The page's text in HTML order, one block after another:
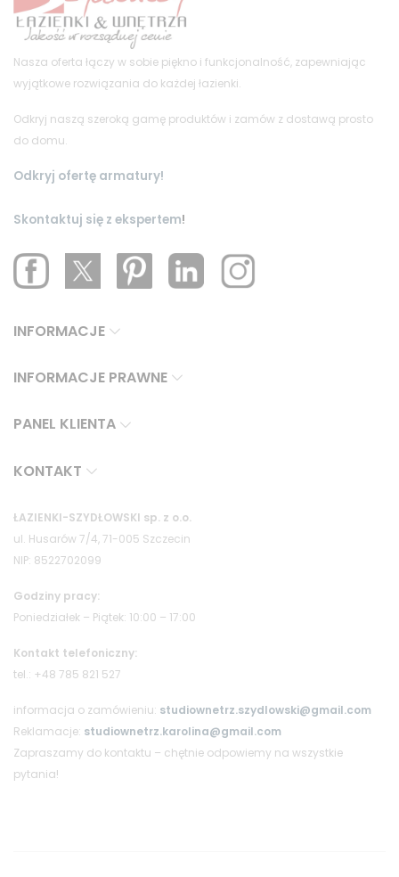
Nasza oferta łączy w sobie piękno i funkcjonalność, zapewniając
wyjątkowe rozwiązania do każdej łazienki.
Odkryj naszą szeroką gamę produktów i zamów z dostawą prosto
do domu.
Odkryj ofertę armatury!
Skontaktuj się z ekspertem!
INFORMACJE
INFORMACJE PRAWNE
PANEL KLIENTA
KONTAKT
ŁAZIENKI-SZYDŁOWSKI sp. z o.o.
ul. Husarów 7/4, 71-005 Szczecin
NIP: 8522702099
Godziny pracy:
Poniedziałek – Piątek: 10:00 – 17:00
Kontakt telefoniczny:
tel.: +48 785 821 527
informacja o zamówieniu: studiownetrz.szydlowski@gmail.com
Reklamacje: studiownetrz.karolina@gmail.com
Zapraszamy do kontaktu – chętnie odpowiemy na wszystkie
pytania!